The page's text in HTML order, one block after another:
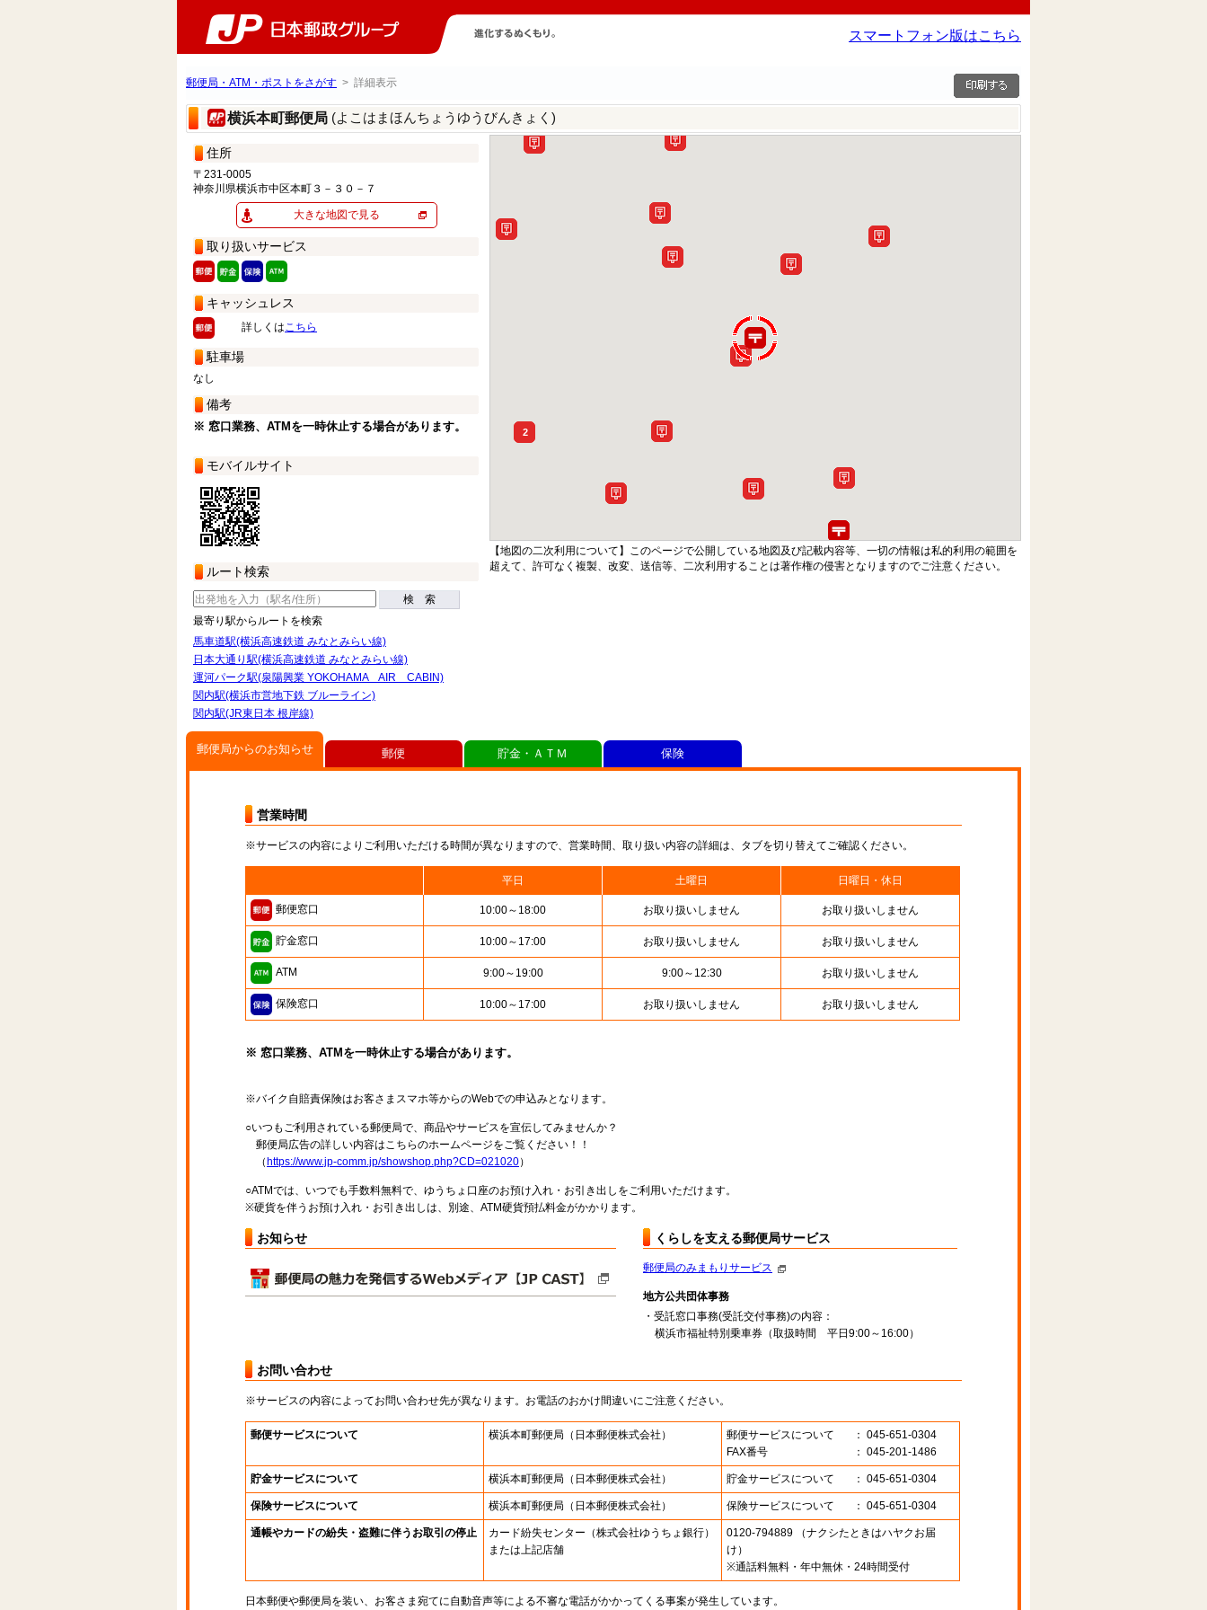
スマートフォン版はこちら
郵便局・ATM・ポストをさがす > 詳細表示
横浜本町郵便局 (よこはまほんちょうゆうびんきょく)
住所
〒231-0005
神奈川県横浜市中区本町３－３０－７
大きな地図で見る
取り扱いサービス
キャッシュレス
詳しくはこちら
駐車場
なし
備考
※ 窓口業務、ATMを一時休止する場合があります。
モバイルサイト
ルート検索
検 索
最寄り駅からルートを検索
馬車道駅(横浜高速鉄道 みなとみらい線)
日本大通り駅(横浜高速鉄道 みなとみらい線)
運河パーク駅(泉陽興業 YOKOHAMA AIR CABIN)
関内駅(横浜市営地下鉄 ブルーライン)
関内駅(JR東日本 根岸線)
2
【地図の二次利用について】このページで公開している地図及び記載内容等、一切の情報は私的利用の範囲を
超えて、許可なく複製、改変、送信等、二次利用することは著作権の侵害となりますのでご注意ください。
郵便局からのお知らせ
営業時間
※サービスの内容によりご利用いただける時間が異なりますので、営業時間、取り扱い内容の詳細は、タブを切り替えてご確認ください。
平日 土曜日 日曜日・休日
郵便窓口 10:00～18:00 お取り扱いしません お取り扱いしません
貯金窓口 10:00～17:00 お取り扱いしません お取り扱いしません
ATM 9:00～19:00 9:00～12:30 お取り扱いしません
保険窓口 10:00～17:00 お取り扱いしません お取り扱いしません
※ 窓口業務、ATMを一時休止する場合があります。
※バイク自賠責保険はお客さまスマホ等からのWebでの申込みとなります。
○いつもご利用されている郵便局で、商品やサービスを宣伝してみませんか？
郵便局広告の詳しい内容はこちらのホームページをご覧ください！！
（ https://www.jp-comm.jp/showshop.php?CD=021020）
○ATMでは、いつでも手数料無料で、ゆうちょ口座のお預け入れ・お引き出しをご利用いただけます。
※硬貨を伴うお預け入れ・お引き出しは、別途、ATM硬貨預払料金がかかります。
お知らせ くらしを支える郵便局サービス
郵便局のみまもりサービス
地方公共団体事務
・受託窓口事務(受託交付事務)の内容：
横浜市福祉特別乗車券（取扱時間 平日9:00～16:00）
お問い合わせ
※サービスの内容によってお問い合わせ先が異なります。お電話のおかけ間違いにご注意ください。
郵便サービスについて 横浜本町郵便局 （日本郵便株式会社） 郵便サービスについて
： 045-651-0304
FAX番号
： 045-201-1486
貯金サービスについて 横浜本町郵便局 （日本郵便株式会社） 貯金サービスについて ： 045-651-0304
保険サービスについて 横浜本町郵便局 （日本郵便株式会社） 保険サービスについて ： 045-651-0304
通帳やカードの紛失・盗難に伴うお取引の停止 カード紛失センター （株式会社ゆうちょ銀行）
または上記店舗
0120-794889 （ナクシたときはハヤクお届
け）
※通話料無料・年中無休・24時間受付
日本郵便や郵便局を装い、お客さま宛てに自動音声等による不審な電話がかかってくる事案が発生しています。
郵便 貯金・ＡＴＭ 保険